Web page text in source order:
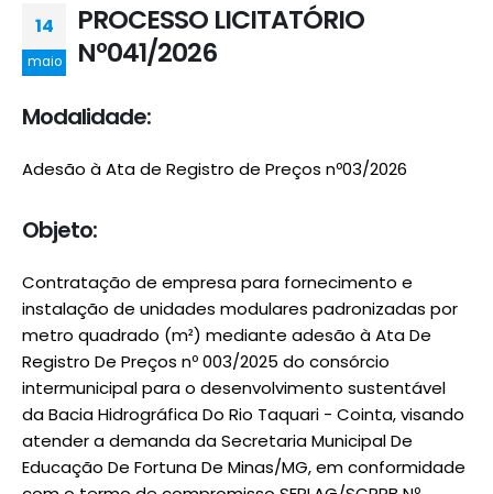
14
maio
PROCESSO LICITATÓRIO
Nº041/2026
Modalidade:
Adesão à Ata de Registro de Preços nº03/2026
Objeto:
Contratação de empresa para fornecimento e
instalação de unidades modulares padronizadas por
metro quadrado (m²) mediante adesão à Ata De
Registro De Preços nº 003/2025 do consórcio
intermunicipal para o desenvolvimento sustentável
da Bacia Hidrográfica Do Rio Taquari - Cointa, visando
atender a demanda da Secretaria Municipal De
Educação De Fortuna De Minas/MG, em conformidade